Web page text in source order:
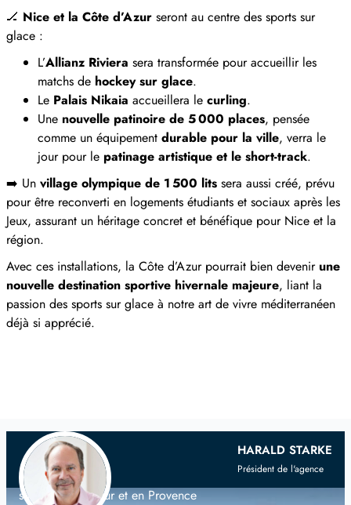
🏒 Nice et la Côte d’Azur seront au centre des sports sur
glace :
L’Allianz Riviera sera transformée pour accueillir les
matchs de hockey sur glace.
Le Palais Nikaia accueillera le curling.
Une nouvelle patinoire de 5 000 places, pensée
comme un équipement durable pour la ville, verra le
jour pour le patinage artistique et le short‑track.
➡️ Un village olympique de 1 500 lits sera aussi créé, prévu
pour être reconverti en logements étudiants et sociaux après les
Jeux, assurant un héritage concret et bénéfique pour Nice et la
région.
Avec ces installations, la Côte d’Azur pourrait bien devenir une
nouvelle destination sportive hivernale majeure, liant la
passion des sports sur glace à notre art de vivre méditerranéen
déjà si apprécié.
Votre agence immobilière franco-
scandinave
sur la Côte d'Azur et en Provence
HARALD STARKE
Président de l'agence